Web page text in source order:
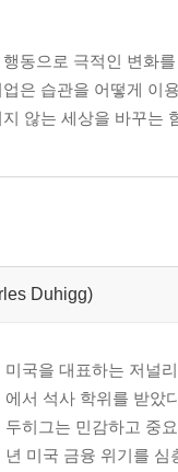
동으로 극적인 변화
은 습관을 어떻게 이
않는 세상을 바꾸는
Duhigg)
미국을 대표하는 저널
에서 석사 학위를 받았
두히그는 민감하고 중
년 미국 금융 위기를